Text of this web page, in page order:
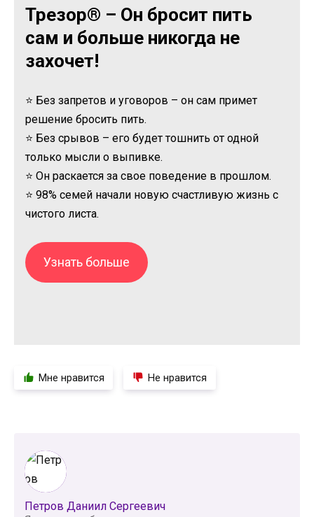
Трезор® – Он бросит пить
сам и больше никогда не
захочет!
⭐ Без запретов и уговоров – он сам примет
решение бросить пить.
⭐ Без срывов – его будет тошнить от одной
только мысли о выпивке.
⭐ Он раскается за свое поведение в прошлом.
⭐ 98% семей начали новую счастливую жизнь с
чистого листа.
Узнать больше
Мне нравится Не нравится
Петров Даниил Сергеевич